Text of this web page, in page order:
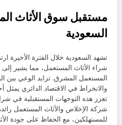
مستقبل سوق الأثاث
السعودية
تشهد السعودية خلال الفترة الأخيرة
شراء الأثاث المستعمل، مما يشير
المستعمل المشرق. تزايد الوعي بين
والانخراط في الاقتصاد الدائري يمثل
تعزز هذه التوجهات المستقبلية في
شركة الإخلاص والأثاث المستعمل
للمستهلكين، مع الحفاظ على جودة